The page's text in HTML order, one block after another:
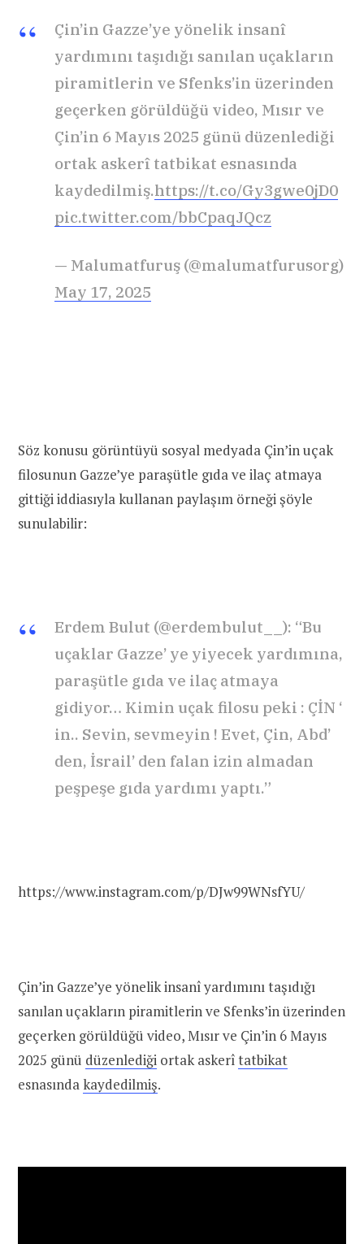
Çin’in Gazze’ye yönelik insanî
yardımını taşıdığı sanılan uçakların
piramitlerin ve Sfenks’in üzerinden
geçerken görüldüğü video, Mısır ve
Çin’in 6 Mayıs 2025 günü düzenlediği
ortak askerî tatbikat esnasında
kaydedilmiş.https://t.co/Gy3gwe0jD0
pic.twitter.com/bbCpaqJQcz
— Malumatfuruş (@malumatfurusorg)
May 17, 2025
Söz konusu görüntüyü sosyal medyada Çin’in uçak
filosunun Gazze’ye paraşütle gıda ve ilaç atmaya
gittiği iddiasıyla kullanan paylaşım örneği şöyle
sunulabilir:
Erdem Bulut (@erdembulut__): “Bu
uçaklar Gazze’ ye yiyecek yardımına,
paraşütle gıda ve ilaç atmaya
gidiyor… Kimin uçak filosu peki : ÇİN ‘
in.. Sevin, sevmeyin ! Evet, Çin, Abd’
den, İsrail’ den falan izin almadan
peşpeşe gıda yardımı yaptı.”
https://www.instagram.com/p/DJw99WNsfYU/
Çin’in Gazze’ye yönelik insanî yardımını taşıdığı
sanılan uçakların piramitlerin ve Sfenks’in üzerinden
geçerken görüldüğü video, Mısır ve Çin’in 6 Mayıs
2025 günü düzenlediği ortak askerîtatbikat
esnasında kaydedilmiş.